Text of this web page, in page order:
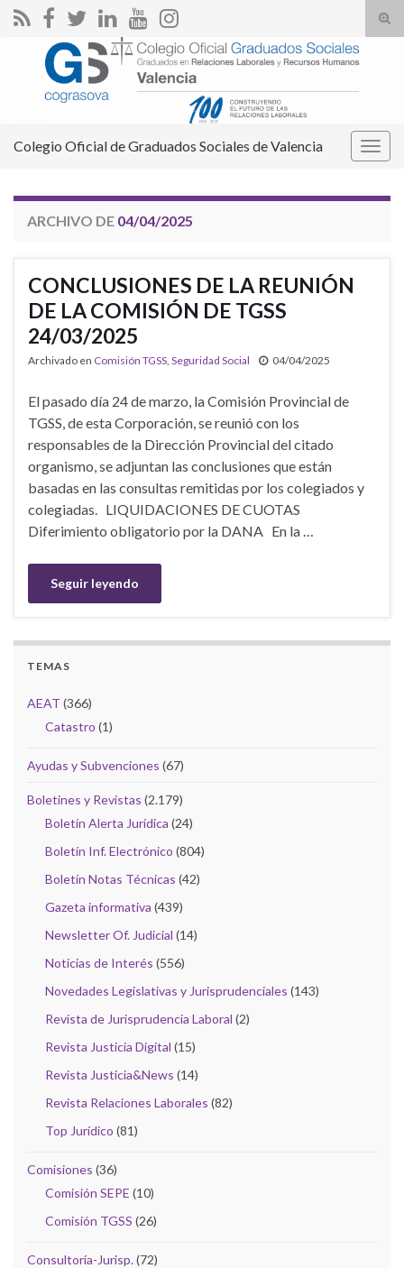
el
Search for:
Colegio Oficial de Graduados Sociales de Valencia
ARCHIVO DE 04/04/2025
CONCLUSIONES DE LA REUNIÓN
DE LA COMISIÓN DE TGSS
24/03/2025
Archivado en Comisión TGSS Seguridad Social 04/04/2025
El pasado día 24 de marzo, la Comisión Provincial de
TGSS, de esta Corporación, se reunió con los
responsables de la Dirección Provincial del citado
organismo, se adjuntan las conclusiones que están
basadas en las consultas remitidas por los colegiados y
colegiadas. LIQUIDACIONES DE CUOTAS
Diferimiento obligatorio por la DANA En la …
Seguir leyendo
TEMAS
AEAT (366)
Catastro (1)
Ayudas y Subvenciones (67)
Boletines y Revistas (2.179)
Boletín Alerta Jurídica (24)
Boletín Inf. Electrónico (804)
Boletín Notas Técnicas (42)
Gazeta informativa (439)
Newsletter Of. Judicial (14)
Noticias de Interés (556)
Novedades Legislativas y Jurisprudenciales (143)
Revista de Jurisprudencia Laboral (2)
Revista Justicia Digital (15)
Revista Justicia&News (14)
Revista Relaciones Laborales (82)
Top Jurídico (81)
Comisiones (36)
Comisión SEPE (10)
Comisión TGSS (26)
Consultoría-Jurisp.(72)